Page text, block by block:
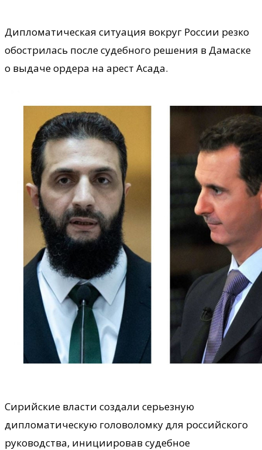
Дипломатическая ситуация вокруг России резко
обострилась после судебного решения в Дамаске
о выдаче ордера на арест Асада.
Сирийские власти создали серьезную
дипломатическую головоломку для российского
руководства, инициировав судебное